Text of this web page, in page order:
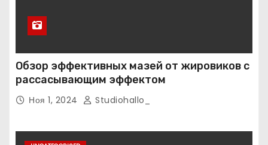
Обзор эффективных мазей от жировиков с
рассасывающим эффектом
Ноя 1, 2024 Studiohallo_